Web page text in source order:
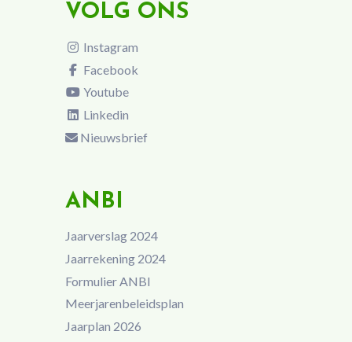
VOLG ONS
Instagram
Facebook
Youtube
Linkedin
Nieuwsbrief
ANBI
Jaarverslag 2024
Jaarrekening 2024
Formulier ANBI
Meerjarenbeleidsplan
Jaarplan 2026